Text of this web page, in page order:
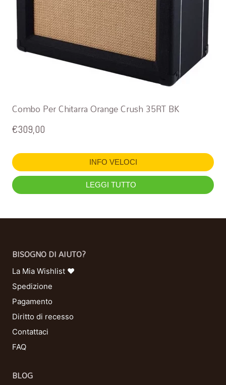
Combo Per Chitarra Orange Crush 35RT BK
€309,00
INFO VELOCI
LEGGI TUTTO
BISOGNO DI AIUTO?
La Mia Wishlist ❤
Spedizione
Pagamento
Diritto di recesso
Contattaci
FAQ
BLOG